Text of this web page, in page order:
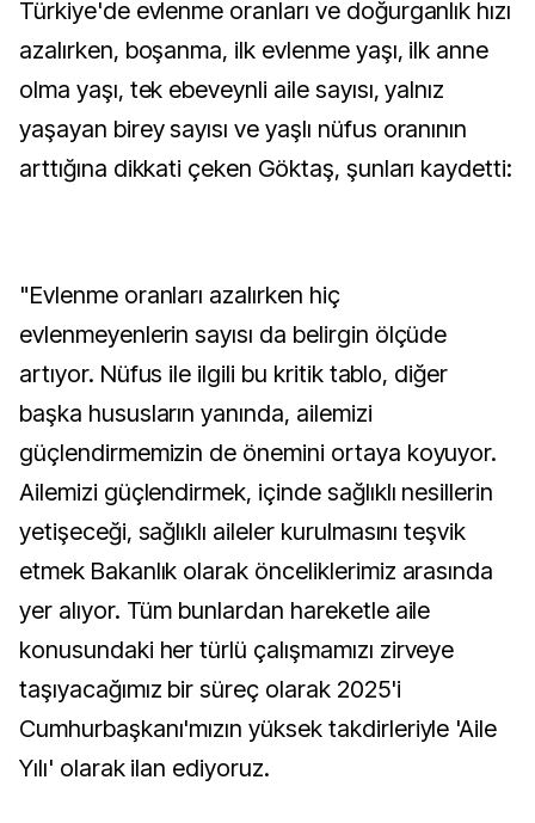
Türkiye'de evlenme oranları ve doğurganlık hızı
azalırken, boşanma, ilk evlenme yaşı, ilk anne
olma yaşı, tek ebeveynli aile sayısı, yalnız
yaşayan birey sayısı ve yaşlı nüfus oranının
arttığına dikkati çeken Göktaş, şunları kaydetti:
"Evlenme oranları azalırken hiç
evlenmeyenlerin sayısı da belirgin ölçüde
artıyor. Nüfus ile ilgili bu kritik tablo, diğer
başka hususların yanında, ailemizi
güçlendirmemizin de önemini ortaya koyuyor.
Ailemizi güçlendirmek, içinde sağlıklı nesillerin
yetişeceği, sağlıklı aileler kurulmasını teşvik
etmek Bakanlık olarak önceliklerimiz arasında
yer alıyor. Tüm bunlardan hareketle aile
konusundaki her türlü çalışmamızı zirveye
taşıyacağımız bir süreç olarak 2025'i
Cumhurbaşkanı'mızın yüksek takdirleriyle 'Aile
Yılı' olarak ilan ediyoruz.